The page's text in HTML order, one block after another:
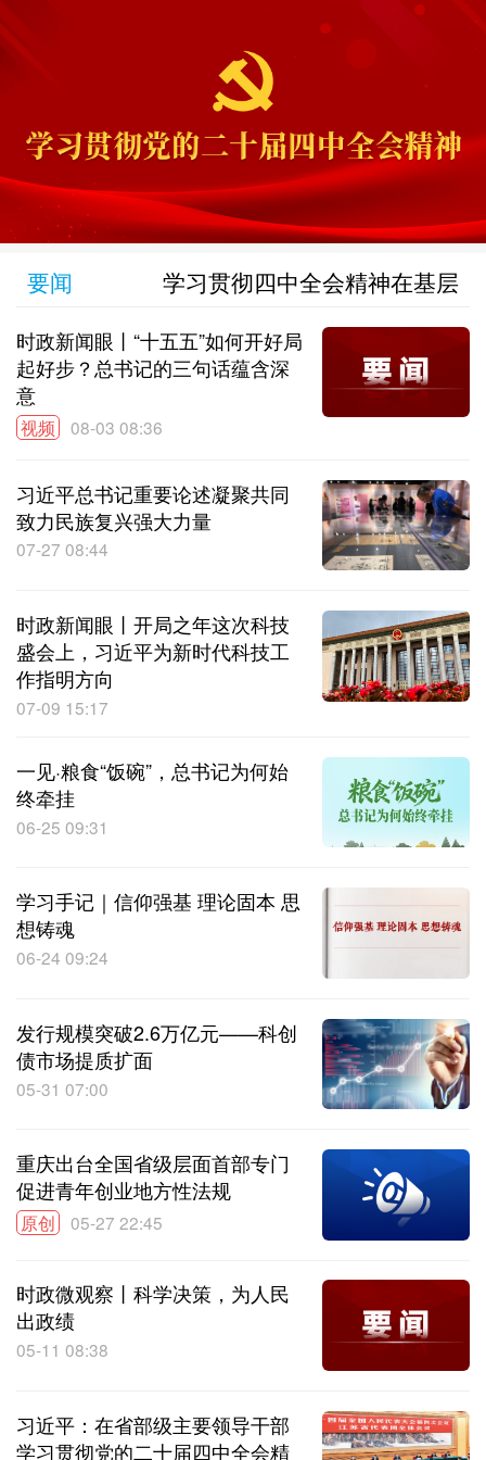
要闻 学习贯彻四中全会精神在基层
时政新闻眼丨“十五五”如何开好局
起好步？总书记的三句话蕴含深
意
视频 08-03 08:36
习近平总书记重要论述凝聚共同
致力民族复兴强大力量
07-27 08:44
时政新闻眼丨开局之年这次科技
盛会上，习近平为新时代科技工
作指明方向
07-09 15:17
一见·粮食“饭碗”，总书记为何始
终牵挂
06-25 09:31
学习手记｜信仰强基 理论固本 思
想铸魂
06-24 09:24
发行规模突破2.6万亿元——科创
债市场提质扩面
05-31 07:00
重庆出台全国省级层面首部专门
促进青年创业地方性法规
原创 05-27 22:45
时政微观察丨科学决策，为人民
出政绩
05-11 08:38
习近平：在省部级主要领导干部
学习贯彻党的二十届四中全会精